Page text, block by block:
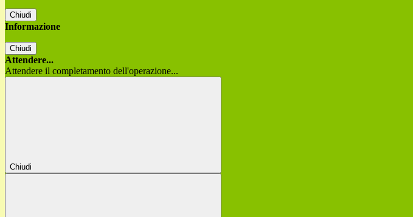
Chiudi
Informazione
Chiudi
Attendere...
Attendere il completamento dell'operazione...
Chiudi